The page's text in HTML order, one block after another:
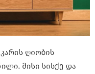
ღიობის
მისი სისქე და